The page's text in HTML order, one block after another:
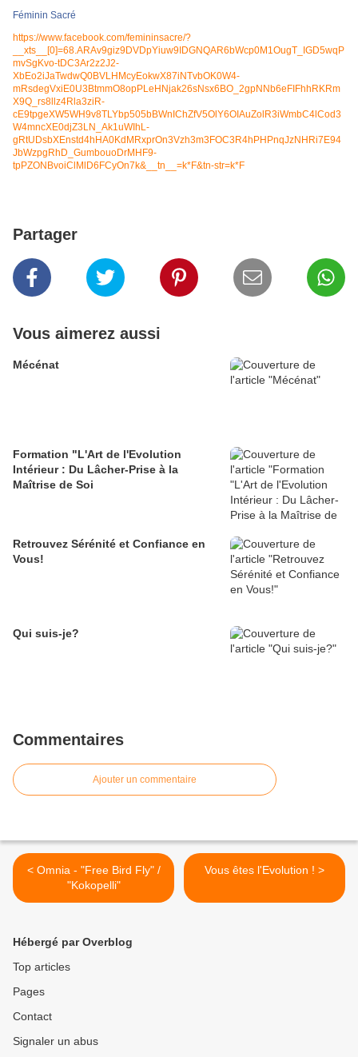
Féminin Sacré
https://www.facebook.com/femininsacre/?
__xts__[0]=68.ARAv9giz9DVDpYiuw9IDGNQAR6bWcp0M1OugT_IGD5wqP
mvSgKvo-tDC3Ar2z2J2-
XbEo2iJaTwdwQ0BVLHMcyEokwX87iNTvbOK0W4-
mRsdegVxiE0U3BtmmO8opPLeHNjak26sNsx6BO_2gpNNb6eFIFhhRKRm
X9Q_rs8llz4Rla3ziR-
cE9tpgeXW5WH9v8TLYbp505bBWnIChZfV5OlY6OIAuZolR3iWmbC4lCod3
W4mncXE0djZ3LN_Ak1uWIhL-
gRtUDsbXEnstd4hHA0KdMRxprOn3Vzh3m3FOC3R4hPHPnqJzNHRi7E94
JbWzpgRhD_GumbouoDrMHF9-
tpPZONBvoiClMlD6FCyOn7k&__tn__=k*F&tn-str=k*F
Partager
Vous aimerez aussi
Mécénat
Formation "L'Art de l'Evolution
Intérieur : Du Lâcher-Prise à la
Maîtrise de Soi
Retrouvez Sérénité et Confiance en
Vous!
Qui suis-je?
Commentaires
Ajouter un commentaire
< Omnia - "Free Bird Fly" /
"Kokopelli"
Vous êtes l'Evolution ! >
Hébergé par Overblog
Top articles
Pages
Contact
Signaler un abus